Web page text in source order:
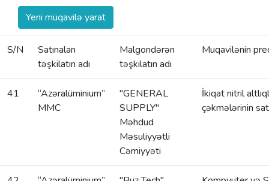
Yeni müqavilə yarat
S/N
Satınalan
təşkilatın adı
Malgondərən
təşkilatın adı
Muqavilənin
41
“Azəralüminium”
MMC
"GENERAL
SUPPLY"
Məhdud
Məsuliyyətli
Cəmiyyəti
İkiqat nitril
çəkmələrinin